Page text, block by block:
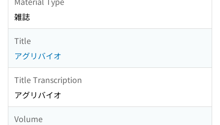
雑誌
Title
アグリバイオ
Title Transcription
アグリバイオ
Volume